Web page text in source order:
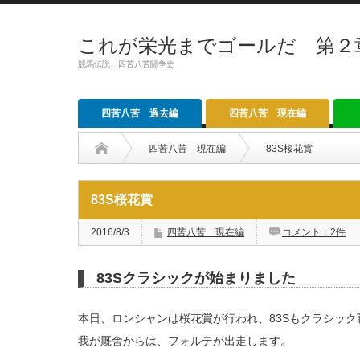
これが栄光までゴールだ 第２
競馬伝説、四苦八苦闘争史
四苦八苦 過去編 四苦八苦 現在編
四苦八苦 現在編 83S桜花賞
83S桜花賞
2016/8/3 四苦八苦 現在編 コメント：2件
83Sクラシックが始まりました
本日、ロンシャンは桜花賞が行われ、83Sもクラシッ
我が厩舎からは、フォルテが出走します。